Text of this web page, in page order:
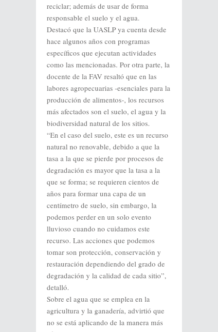
reciclar; además de usar de forma
responsable el suelo y el agua.
Destacó que la UASLP ya cuenta desde
hace algunos años con programas
específicos que ejecutan actividades
como las mencionadas. Por otra parte, la
docente de la FAV resaltó que en las
labores agropecuarias -esenciales para la
producción de alimentos-, los recursos
más afectados son el suelo, el agua y la
biodiversidad natural de los sitios.
“En el caso del suelo, este es un recurso
natural no renovable, debido a que la
tasa a la que se pierde por procesos de
degradación es mayor que la tasa a la
que se forma; se requieren cientos de
años para formar una capa de un
centímetro de suelo, sin embargo, la
podemos perder en un solo evento
lluvioso cuando no cuidamos este
recurso. Las acciones que podemos
tomar son protección, conservación y
restauración dependiendo del grado de
degradación y la calidad de cada sitio”,
detalló.
Sobre el agua que se emplea en la
agricultura y la ganadería, advirtió que
no se está aplicando de la manera más